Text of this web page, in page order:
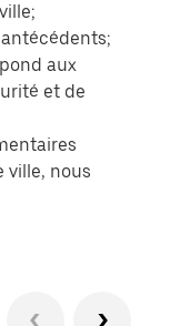
aux
et de
ville, nous